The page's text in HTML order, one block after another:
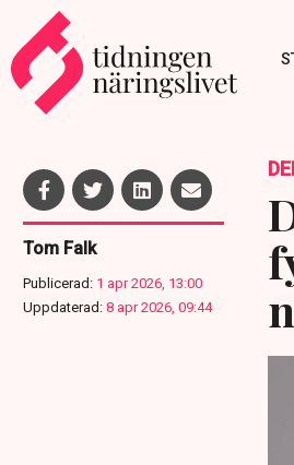
Tom Falk
Publicerad: 1 apr 2026, 13:00
Uppdaterad: 8 apr 2026, 09:44